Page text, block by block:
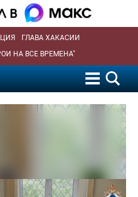
ГЛАВА ХАКАСИИ
НА ВСЕ ВРЕМЕНА"